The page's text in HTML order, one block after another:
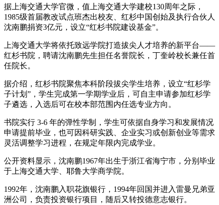
据上海交通大学官微，值上海交通大学建校130周年之际，
1985级首届教改试点班杰出校友、红杉中国创始及执行合伙人
沈南鹏捐资3亿元，设立“红杉书院建设基金”。
上海交通大学将依托致远学院打造拔尖人才培养的新平台——
红杉书院，聘请沈南鹏先生担任名誉院长，丁奎岭校长兼任首
任院长。
据介绍，红杉书院聚焦本科阶段拔尖学生培养，设立“红杉学
子计划”，学生完成第一学期学业后，可自主申请参加红杉学
子遴选，入选后可在校本部范围内任选专业方向。
书院实行 3-6 年的弹性学制，学生可依据自身学习和发展情况
申请提前毕业，也可因科研实践、企业实习或创新创业等需求
灵活调整学习进程，在规定年限内完成学业。
公开资料显示，沈南鹏1967年出生于浙江省海宁市，分别毕业
于上海交通大学、耶鲁大学商学院。
1992年，沈南鹏入职花旗银行，1994年回国并进入雷曼兄弟亚
洲公司，负责投资银行项目，随后又转投德意志银行。